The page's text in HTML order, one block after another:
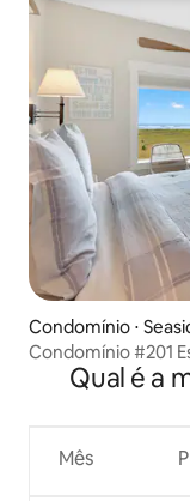
Condomínio ⋅
Condomínio #201
Qual é a
Mês